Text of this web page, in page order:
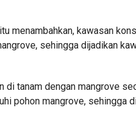
menambahkan, kawasan
sehingga dijadikan
di tanam dengan mangrove
pohon mangrove, sehingga